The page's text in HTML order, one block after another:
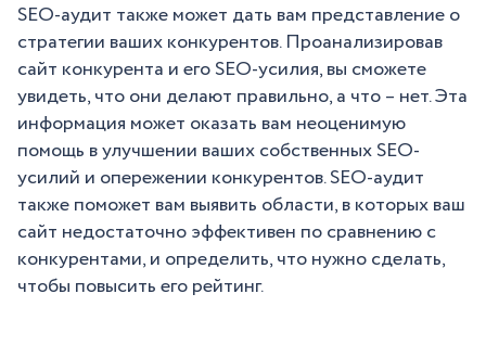
SEO-аудит также может дать вам представление о
стратегии ваших конкурентов. Проанализировав
сайт конкурента и его SEO-усилия, вы сможете
увидеть, что они делают правильно, а что – нет. Эта
информация может оказать вам неоценимую
помощь в улучшении ваших собственных SEO-
усилий и опережении конкурентов. SEO-аудит
также поможет вам выявить области, в которых ваш
сайт недостаточно эффективен по сравнению с
конкурентами, и определить, что нужно сделать,
чтобы повысить его рейтинг.